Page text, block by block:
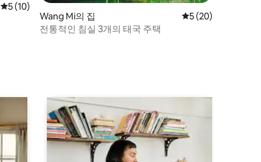
평점 5점(5점 만점), 후기 10개
5 (10)
Wang Mi의 집 평점 5점(5점 만점
5 (20)
전통적인 침실 3개의 태국 주택